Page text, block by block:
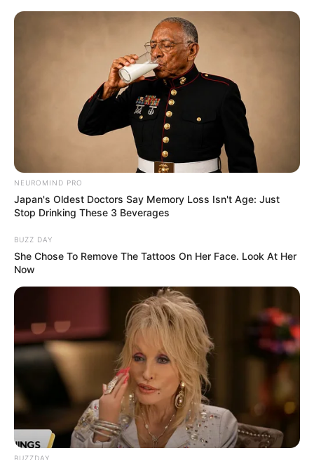
Suchen:
Auf einigen Seiten dieses Projektes sind Affiliate-
Angebote integriert. Wenn etwas darüber gebucht oder
gekauft wird, ist das eine Unterstützung, ohne dass sich
dadurch der Preis ändert.
NEUROMIND PRO
Japan's Oldest Doctors Say Memory Loss Isn't Age: Just
Stop Drinking These 3 Beverages
BUZZ DAY
She Chose To Remove The Tattoos On Her Face. Look At Her
Now
BUZZDAY